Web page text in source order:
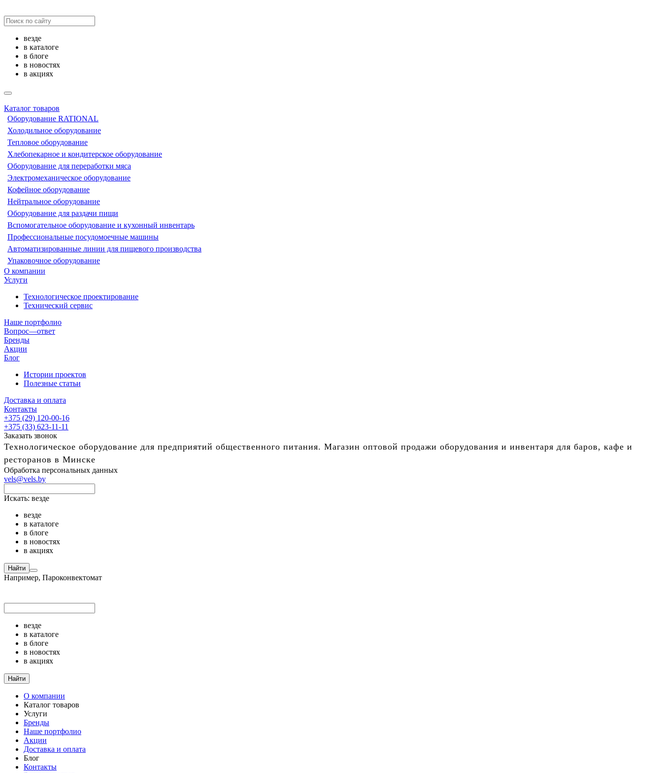
везде
в каталоге
в блоге
в новостях
в акциях
Каталог товаров
Оборудование RATIONAL
Холодильное оборудование
Тепловое оборудование
Хлебопекарное и кондитерское оборудование
Оборудование для переработки мяса
Электромеханическое оборудование
Кофейное оборудование
Нейтральное оборудование
Оборудование для раздачи пищи
Вспомогательное оборудование и кухонный инвентарь
Профессиональные посудомоечные машины
Автоматизированные линии для пищевого производства
Упаковочное оборудование
О компании
Услуги
Технологическое проектирование
Технический сервис
Наше портфолио
Вопрос—ответ
Бренды
Акции
Блог
Истории проектов
Полезные статьи
Доставка и оплата
Контакты
+375 (29) 120-00-16
+375 (33) 623-11-11
Заказать звонок
Технологическое оборудование для предприятий общественного питания. Магазин оптовой продажи оборудования и инвентаря для баров, кафе и
ресторанов в Минске
Обработка персональных данных
vels@vels.by
Искать: везде
везде
в каталоге
в блоге
в новостях
в акциях
Найти
Например, Пароконвектомат
везде
в каталоге
в блоге
в новостях
в акциях
Найти
О компании
Каталог товаров
Услуги
Бренды
Наше портфолио
Акции
Доставка и оплата
Блог
Контакты